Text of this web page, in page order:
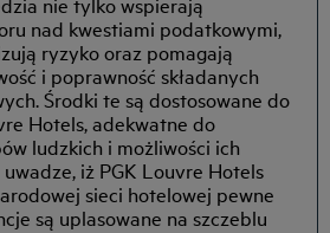
nad kwestiami podatkowymi,
ryzyko oraz pomagają
i poprawność składanych
Środki te są dostosowane do
Hotels, adekwatne do
ludzkich i możliwości ich
iż PGK Louvre Hotels
sieci hotelowej pewne
są uplasowane na szczeblu